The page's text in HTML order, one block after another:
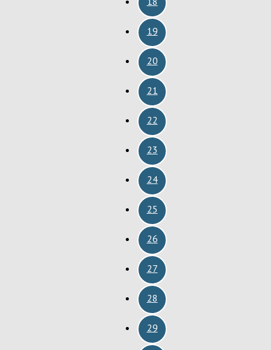
19
20
21
22
23
24
25
26
27
28
29